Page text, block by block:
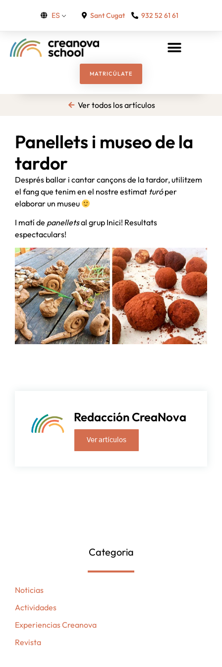
ES Sant Cugat 932 52 61 61
MATRICÚLATE
Ver todos los artículos
Panellets i museo de la
tardor
Després ballar i cantar cançons de la tardor, utilitzem
el fang que tenim en el nostre estimat turóper
elaborar un museu
I matí de panelletsal grup Inici! Resultats
espectaculars!
Redacción CreaNova
Ver artículos
Categoria
Noticias
Actividades
Experiencias Creanova
Revista